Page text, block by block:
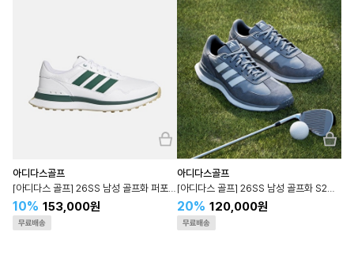
아디다스골프
[아디다스 골프] 26SS 남성 골프화 퍼포먼스 S2G 26 JQ9311
10% 153,000원
아디다스골프
[아디다스 골프] 26SS 남성 골프화 S2G TEX 스파이크리스 골프화 JR1877
20% 120,000원